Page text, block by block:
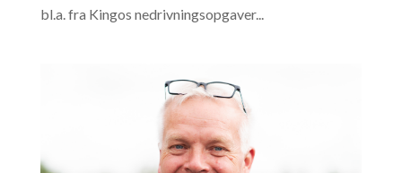
bl.a. fra Kingos nedrivningsopgaver...